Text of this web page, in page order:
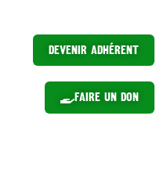
Devenir Adhérent
Faire un Don